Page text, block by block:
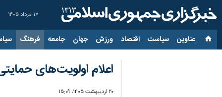
۱۷ مرداد ۱۴۰۵
عناوین‌ سیاست اقتصاد ورزش جهان جامعه فرهنگ
اعلام اولویت‌های
۲۰ اردیبهشت ۱۴۰۵، ۱۵:۰۹